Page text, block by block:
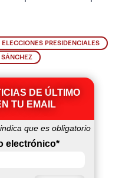
ELECCIONES PRESIDENCIALES
SÁNCHEZ
DE ÚLTIMO
TU EMAIL
que es obligatorio
electrónico*